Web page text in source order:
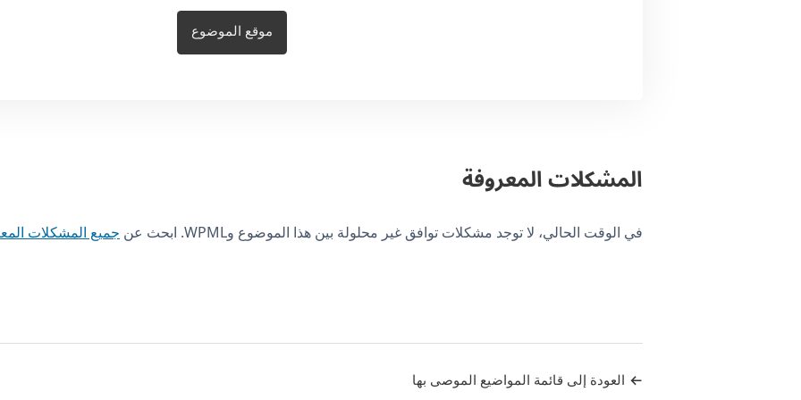
موقع الموضوع
المشكلات المعروفة
في الوقت الحالي، لا توجد مشكلات توافق غير محلولة بين هذا الموضوع وWPML. ابحث عن جميع المشكلات
العودة إلى قائمة المواضيع الموصى بها